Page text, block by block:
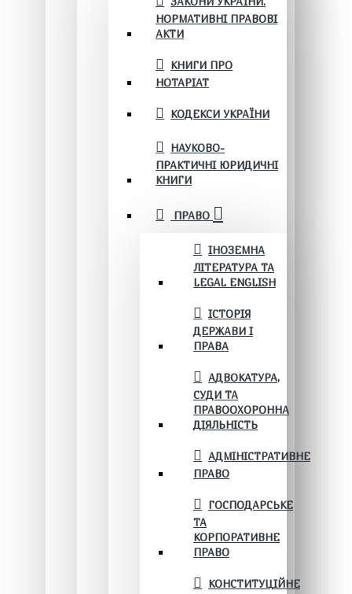
НОРМАТИВНІ ПРАВОВІ
АКТИ
КНИГИ ПРО
НОТАРІАТ
КОДЕКСИ УКРАЇНИ
НАУКОВО-
ПРАКТИЧНІ ЮРИДИЧНІ
КНИГИ
ПРАВО
ІНОЗЕМНА
ЛІТЕРАТУРА ТА
LEGAL ENGLISH
ІСТОРІЯ
ДЕРЖАВИ І
ПРАВА
АДВОКАТУРА,
СУДИ ТА
ПРАВООХОРОННА
ДІЯЛЬНІСТЬ
АДМІНІСТРАТИВНЕ
ПРАВО
ГОСПОДАРСЬКЕ
ТА
КОРПОРАТИВНЕ
ПРАВО
КОНСТИТУЦІЙНЕ